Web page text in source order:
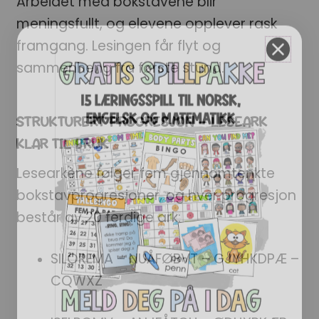
meningsfullt, og elevene opplever rask
framgang. Lesingen får flyt og
sammenheng fra første stund.
STRUKTURERT PROGRESJON – LESEARK
KLAR TIL BRUK
Lesearkene følger fem gjennomtenkte
bokstavprogresjoner, og hver progresjon
består av 20 ferdige ark:
SILOREMA – NUÅFØBVT – GJYHKDPÆ –
CQWXZ